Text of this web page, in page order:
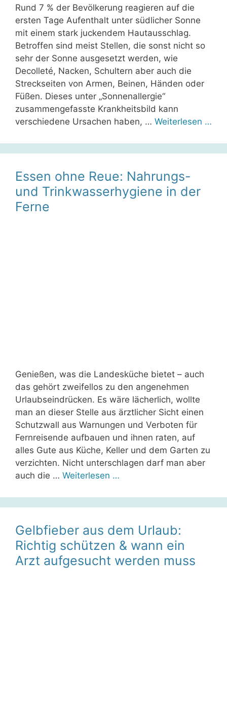
Rund 7 % der Bevölkerung reagieren auf die
ersten Tage Aufenthalt unter südlicher Sonne
mit einem stark juckendem Hautausschlag.
Betroffen sind meist Stellen, die sonst nicht so
sehr der Sonne ausgesetzt werden, wie
Decolleté, Nacken, Schultern aber auch die
Streckseiten von Armen, Beinen, Händen oder
Füßen. Dieses unter „Sonnenallergie“
zusammengefasste Krankheitsbild kann
verschiedene Ursachen haben, … Weiterlesen …
Essen ohne Reue: Nahrungs-
und Trinkwasserhygiene in der
Ferne
Genießen, was die Landesküche bietet – auch
das gehört zweifellos zu den angenehmen
Urlaubseindrücken. Es wäre lächerlich, wollte
man an dieser Stelle aus ärztlicher Sicht einen
Schutzwall aus Warnungen und Verboten für
Fernreisende aufbauen und ihnen raten, auf
alles Gute aus Küche, Keller und dem Garten zu
verzichten. Nicht unterschlagen darf man aber
auch die … Weiterlesen …
Gelbfieber aus dem Urlaub:
Richtig schützen & wann ein
Arzt aufgesucht werden muss